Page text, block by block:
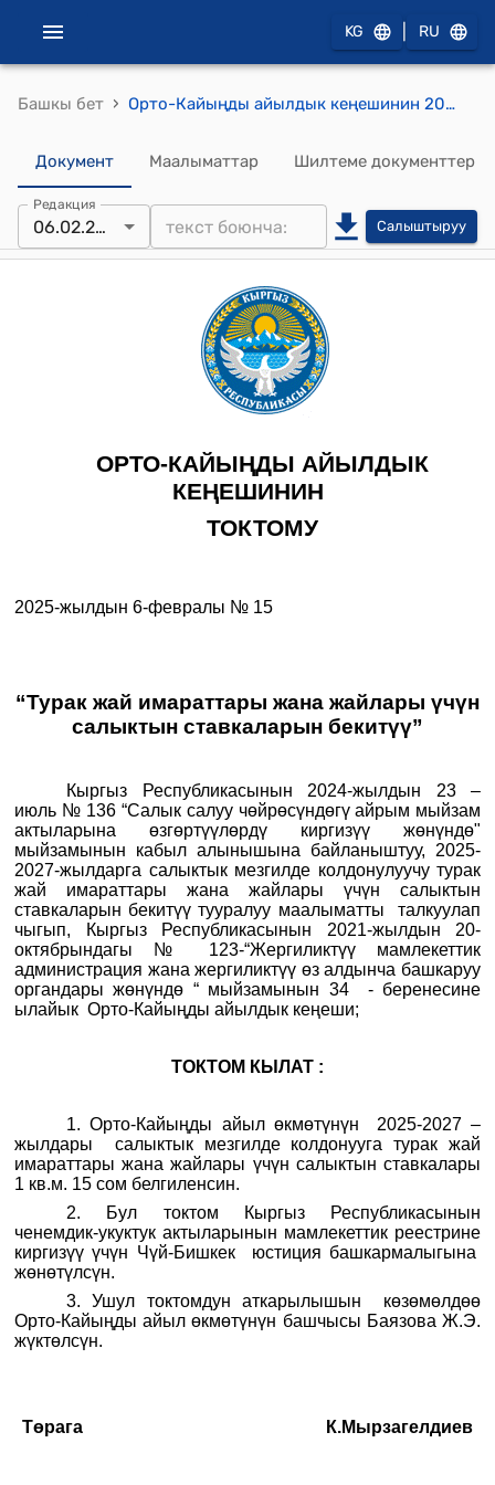
KG RU
Башкы бет › Орто-Кайыңды айылдык кеңешинин 2025-жылдын 6-февралындагы № 15 “Турак жай имараттары жана жайлары үчүн салыктын ставкаларын бекитүү” жөнүндө токтому
Документ Маалыматтар Шилтеме документтер
Редакция
06.02.2025 Салыштыруу